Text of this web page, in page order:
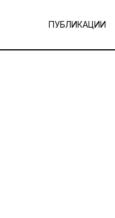
ПУБЛИКАЦИИ